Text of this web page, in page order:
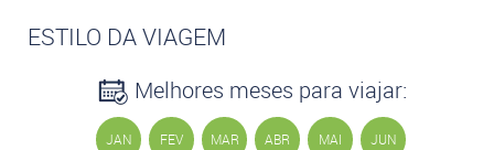
ESTILO DA VIAGEM
Melhores meses para viajar:
JAN FEV MAR ABR MAI JUN